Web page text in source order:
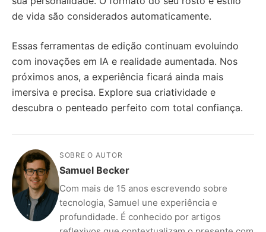
de vida são considerados automaticamente.
Essas ferramentas de edição continuam evoluindo
com inovações em IA e realidade aumentada. Nos
próximos anos, a experiência ficará ainda mais
imersiva e precisa. Explore sua criatividade e
descubra o penteado perfeito com total confiança.
SOBRE O AUTOR
Samuel Becker
Com mais de 15 anos escrevendo sobre
tecnologia, Samuel une experiência e
profundidade. É conhecido por artigos